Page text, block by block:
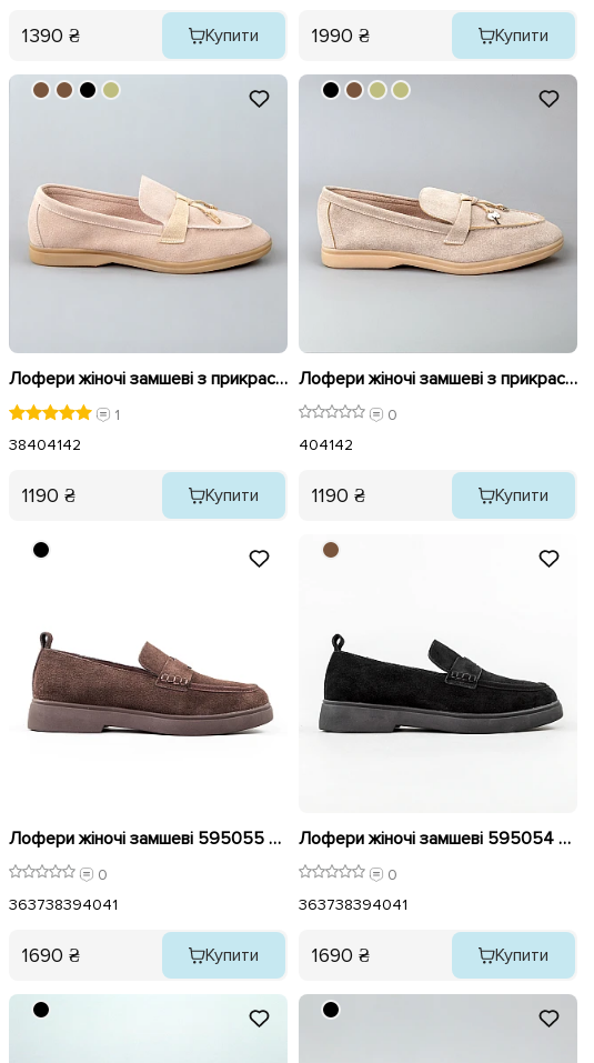
1390 ₴ Купити 1990 ₴ Купити
Лофери жіночі замшеві з прикрасами 595656 Бежеві
1
38404142
1190 ₴ Купити
Лофери жіночі замшеві з прикрасами 594736 Бежеві
0
404142
1190 ₴ Купити
Лофери жіночі замшеві 595055 Коричневі
0
363738394041
1690 ₴ Купити
Лофери жіночі замшеві 595054 Чорні
0
363738394041
1690 ₴ Купити